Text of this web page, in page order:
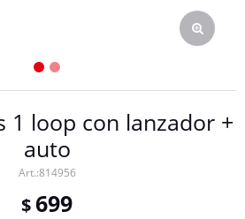
1 loop con lanzador +
auto
814956
$699